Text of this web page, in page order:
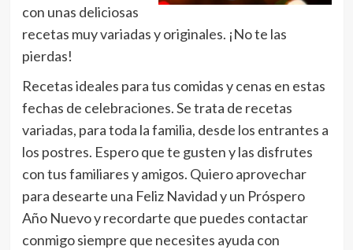
con unas deliciosas
recetas muy variadas y originales. ¡No te las
pierdas!
Recetas ideales para tus comidas y cenas en estas
fechas de celebraciones. Se trata de recetas
variadas, para toda la familia, desde los entrantes a
los postres. Espero que te gusten y las disfrutes
con tus familiares y amigos. Quiero aprovechar
para desearte una Feliz Navidad y un Próspero
Año Nuevo y recordarte que puedes contactar
conmigo siempre que necesites ayuda con